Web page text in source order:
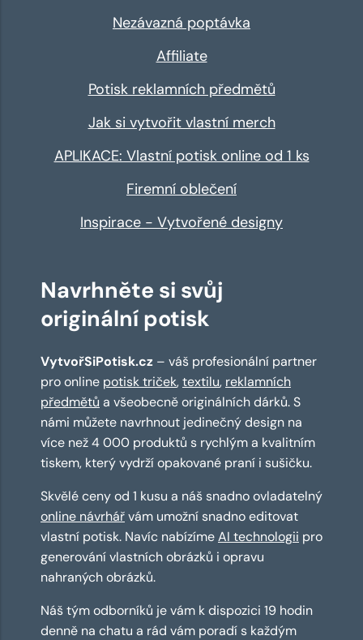
Nezávazná poptávka
Affiliate
Potisk reklamních předmětů
Jak si vytvořit vlastní merch
APLIKACE: Vlastní potisk online od 1 ks
Firemní oblečení
Inspirace - Vytvořené designy
Navrhněte si svůj
originální potisk
VytvořSiPotisk.cz – váš profesionální partner
pro online potisk triček,textilu, reklamních
předmětů a všeobecně originálních dárků. S
námi můžete navrhnout jedinečný design na
více než 4 000 produktů s rychlým a kvalitním
tiskem, který vydrží opakované praní i sušičku.
Skvělé ceny od 1 kusu a náš snadno ovladatelný
online návrhářvám umožní snadno editovat
vlastní potisk. Navíc nabízímeAI technologii pro
generování vlastních obrázků i opravu
nahraných obrázků.
Náš tým odborníků je vám k dispozici 19 hodin
denně na chatu a rád vám poradí s každým